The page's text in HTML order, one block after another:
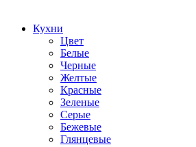
Кухни
Цвет
Белые
Черные
Желтые
Красные
Зеленые
Серые
Бежевые
Глянцевые